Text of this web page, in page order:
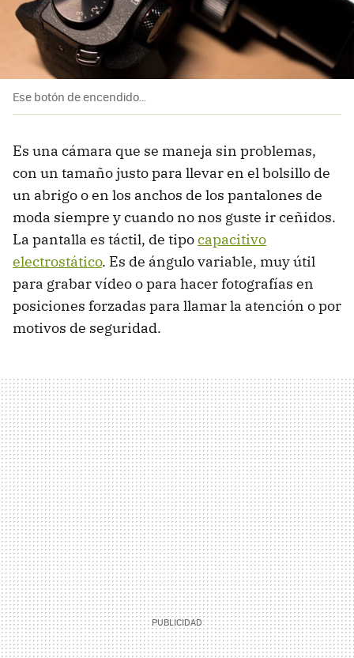
Ese botón de encendido...
Es una cámara que se maneja sin problemas,
con un tamaño justo para llevar en el bolsillo de
un abrigo o en los anchos de los pantalones de
moda siempre y cuando no nos guste ir ceñidos.
La pantalla es táctil, de tipocapacitivo
electrostático. Es de ángulo variable, muy útil
para grabar vídeo o para hacer fotografías en
posiciones forzadas para llamar la atención o por
motivos de seguridad.